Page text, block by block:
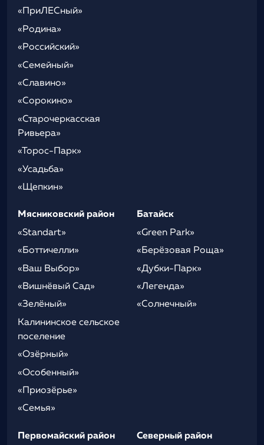
«ПриЛЕСный»
«Родина»
«Российский»
«Семейный»
«Славино»
«Сорокино»
«Старочеркасская
Ривьера»
«Торос-Парк»
«Усадьба»
«Щепкин»
Мясниковский район
«Standart»
«Боттичелли»
«Ваш Выбор»
«Вишнёвый Сад»
«Зелёный»
Калининское сельское
поселение
«Озёрный»
«Особенный»
«Приозёрье»
«Семья»
Батайск
«Green Park»
«Берёзовая Роща»
«Дубки-Парк»
«Легенда»
«Солнечный»
Первомайский район Северный район